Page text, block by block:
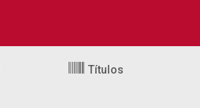
Títulos